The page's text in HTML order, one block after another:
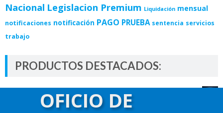
Nacional Legislacion Premium Liquidación mensual
notificaciones notificación PAGO PRUEBA sentencia servicios
trabajo
PRODUCTOS DESTACADOS:
Curso de Delitos Informáticos
14,800.00OFICIO DE